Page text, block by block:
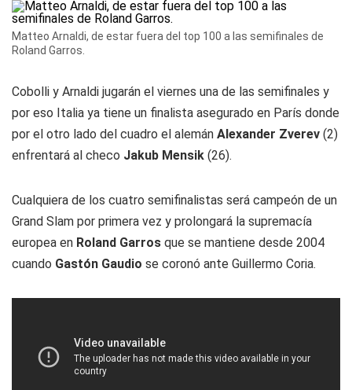
Matteo Arnaldi, de estar fuera del top 100 a las semifinales de
Roland Garros.
Cobolli y Arnaldi jugarán el viernes una de las semifinales y
por eso Italia ya tiene un finalista asegurado en París donde
por el otro lado del cuadro el alemán Alexander Zverev (2)
enfrentará al checo Jakub Mensik (26).
Cualquiera de los cuatro semifinalistas será campeón de un
Grand Slam por primera vez y prolongará la supremacía
europea en Roland Garros que se mantiene desde 2004
cuando Gastón Gaudio se coronó ante Guillermo Coria.